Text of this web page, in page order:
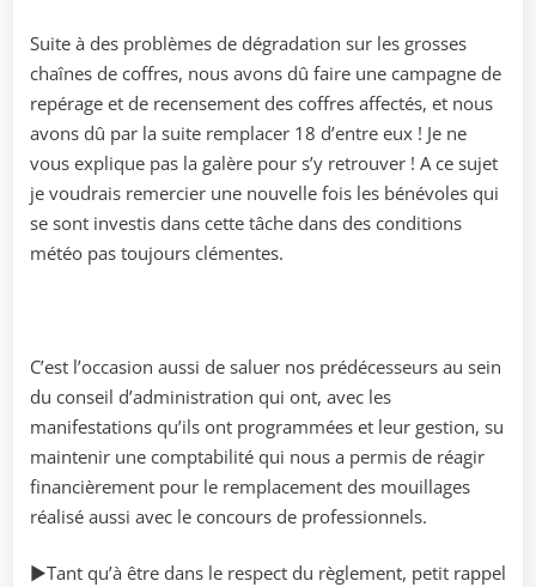
Suite à des problèmes de dégradation sur les grosses
chaînes de coffres, nous avons dû faire une campagne de
repérage et de recensement des coffres affectés, et nous
avons dû par la suite remplacer 18 d’entre eux ! Je ne
vous explique pas la galère pour s’y retrouver ! A ce sujet
je voudrais remercier une nouvelle fois les bénévoles qui
se sont investis dans cette tâche dans des conditions
météo pas toujours clémentes.
C’est l’occasion aussi de saluer nos prédécesseurs au sein
du conseil d’administration qui ont, avec les
manifestations qu’ils ont programmées et leur gestion, su
maintenir une comptabilité qui nous a permis de réagir
financièrement pour le remplacement des mouillages
réalisé aussi avec le concours de professionnels.
►Tant qu’à être dans le respect du règlement, petit rappel